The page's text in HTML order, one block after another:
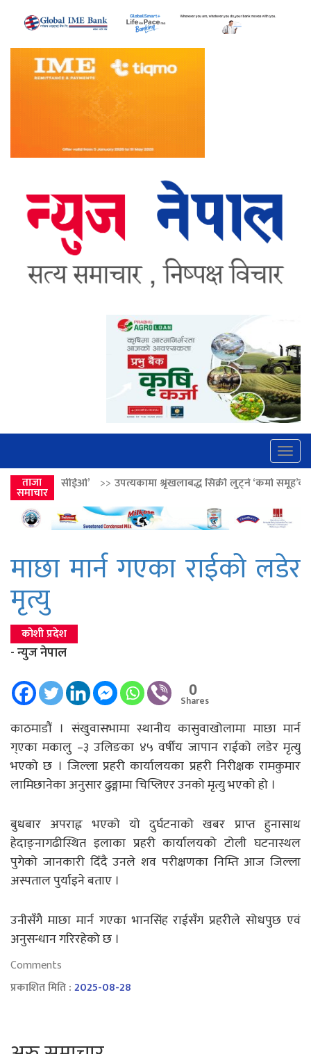
ताजा
समाचार
उपत्यकामा श्रृंखलाबद्ध सिक्री लुट्ने ‘कर्मा समूह’का नाइकेसहित पाँच पक्राउ
माछा मार्न गएका राईको लडेर
मृत्यु
कोशी प्रदेश
- न्युज नेपाल
0
Shares
काठमाडौं । संखुवासभामा स्थानीय कासुवाखोलामा माछा मार्न
ग्एका मकालु –३ उलिङका ४५ वर्षीय जापान राईको लडेर मृत्यु
भएको छ । जिल्ला प्रहरी कार्यालयका प्रहरी निरीक्षक रामकुमार
लामिछानेका अनुसार ढुङ्गामा चिप्लिएर उनको मृत्यु भएको हो ।
बुधबार अपराह्न भएको यो दुर्घटनाको खबर प्राप्त हुनासाथ
हेदाङ्नागढीस्थित इलाका प्रहरी कार्यालयको टोली घटनास्थल
पुगेको जानकारी दिँदै उनले शव परीक्षणका निम्ति आज जिल्ला
अस्पताल पुर्याइने बताए ।
उनीसँगै माछा मार्न गएका भानसिंह राईसँग प्रहरीले सोधपुछ एवं
अनुसन्धान गरिरहेको छ ।
Comments
प्रकाशित मिति :2025-08-28